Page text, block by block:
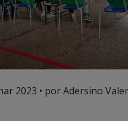
2023 • por Adersino